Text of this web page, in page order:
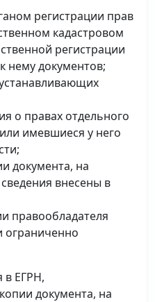
регистрации прав
кадастровом
регистрации
нему документов;
о правах отдельного
имевшиеся у него
документа, на
внесены в
правообладателя
ограниченно
в ЕГРН,
документа, на